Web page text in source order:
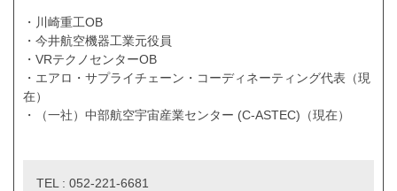
・川崎重工OB
・今井航空機器工業元役員
・VRテクノセンターOB
・エアロ・サプライチェーン・コーディネーティング代表（現
在）
・（一社）中部航空宇宙産業センター (C-ASTEC)（現在）
TEL : 052-221-6681